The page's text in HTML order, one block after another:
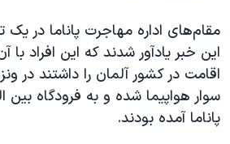
چهل سال گروگان‌گیری
قانون شفافیت دارائی کادر رهبری ایران
اعتراضات مردمی آبان ۹۸
اسرائیل در جنگ
مقام‌های اداره مهاجرت پاناما در
این خبر یادآور شدند که این افراد
اقامت در کشور آلمان را داشتند در
سوار هواپیما شده و به فرودگاه بین
پاناما آمده بودند.